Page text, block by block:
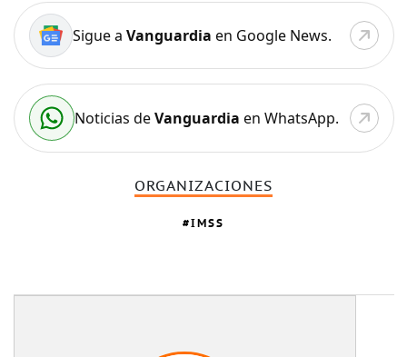
Sigue a Vanguardia en Google News.
Noticias deVanguardia en WhatsApp.
ORGANIZACIONES
IMSS